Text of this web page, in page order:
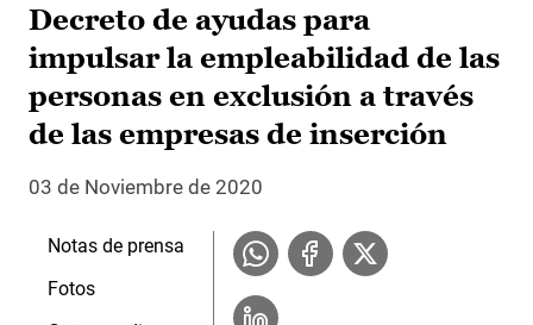
Decreto de ayudas para
impulsar la empleabilidad de las
personas en exclusión a través
de las empresas de inserción
03 de Noviembre de 2020
Notas de prensa
Fotos